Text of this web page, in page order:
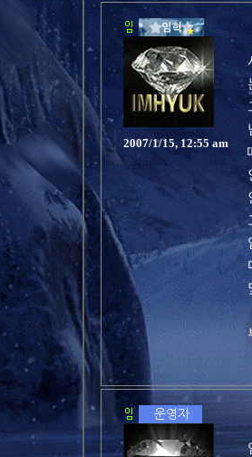
2007/1/15, 12:55 am